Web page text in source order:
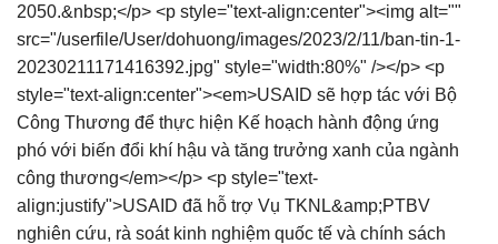
2050.&nbsp;</p> <p style="text-align:center"><img alt=""
src="/userfile/User/dohuong/images/2023/2/11/ban-tin-1-
20230211171416392.jpg" style="width:80%" /></p> <p
style="text-align:center"><em>USAID sẽ hợp tác với Bộ
Công Thương để thực hiện Kế hoạch hành động ứng
phó với biến đổi khí hậu và tăng trưởng xanh của ngành
công thương</em></p> <p style="text-
align:justify">USAID đã hỗ trợ Vụ TKNL&amp;PTBV
nghiên cứu, rà soát kinh nghiệm quốc tế và chính sách